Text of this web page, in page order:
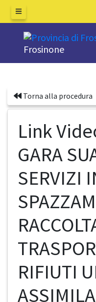
Menu
Frosinone
Torna alla procedura
Link
GARA
SERVIZI
RIFIUTI